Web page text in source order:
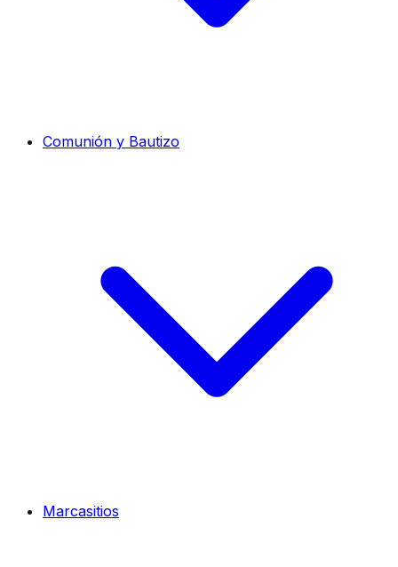
Comunión y Bautizo
Marcasitios